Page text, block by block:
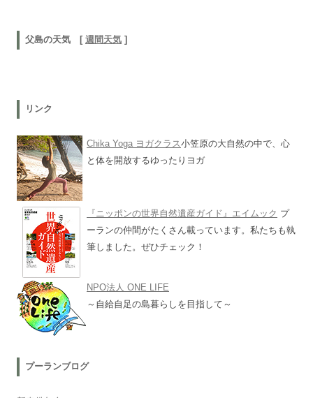
父島の天気 [ 週間天気 ]
リンク
Chika Yoga ヨガクラス小笠原の大自然の中で、心
と体を開放するゆったりヨガ
『ニッポンの世界自然遺産ガイド』エイムック プ
ーランの仲間がたくさん載っています。私たちも執
筆しました。ぜひチェック！
NPO法人 ONE LIFE
～自給自足の島暮らしを目指して～
プーランブログ